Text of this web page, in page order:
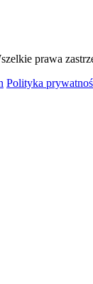
prawa
Polityka